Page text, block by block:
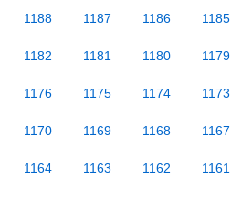
1188 1187 1186 1185
1182 1181 1180 1179
1176 1175 1174 1173
1170 1169 1168 1167
1164 1163 1162 1161